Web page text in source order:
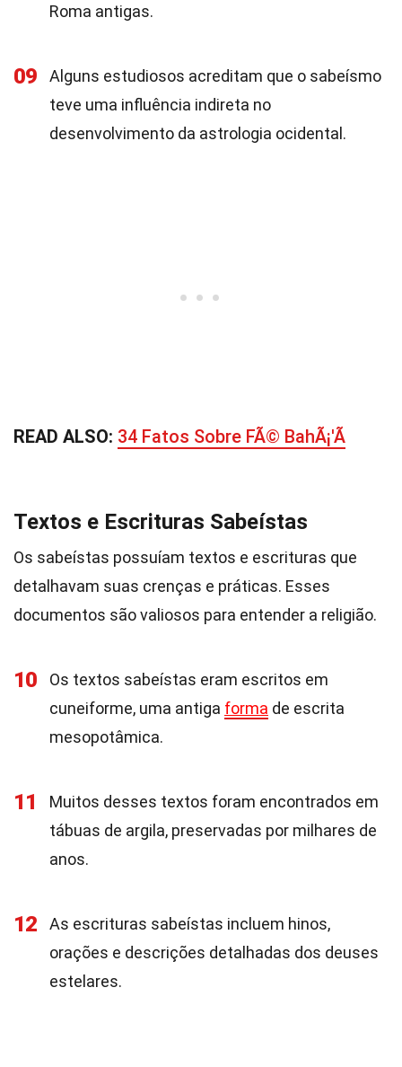
Roma antigas.
09
Alguns estudiosos acreditam que o sabeísmo
teve uma influência indireta no
desenvolvimento da astrologia ocidental.
READ ALSO: 34 Fatos Sobre FÃ© BahÃ¡'Ã­
Textos e Escrituras Sabeístas
Os sabeístas possuíam textos e escrituras que
detalhavam suas crenças e práticas. Esses
documentos são valiosos para entender a religião.
10
Os textos sabeístas eram escritos em
cuneiforme, uma antiga forma de escrita
mesopotâmica.
11
Muitos desses textos foram encontrados em
tábuas de argila, preservadas por milhares de
anos.
12
As escrituras sabeístas incluem hinos,
orações e descrições detalhadas dos deuses
estelares.